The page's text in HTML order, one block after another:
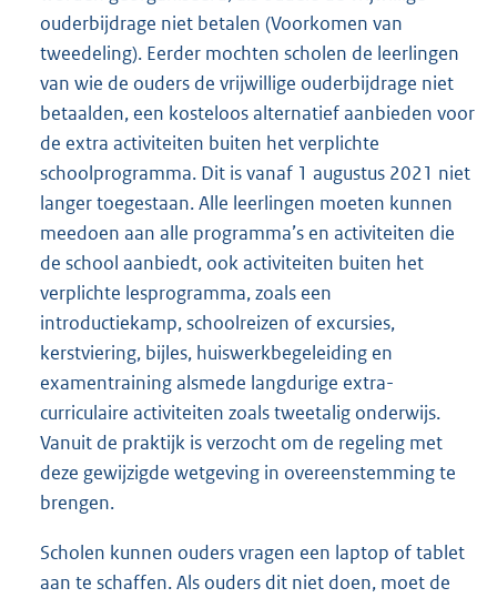
ouderbijdrage niet betalen (Voorkomen van
tweedeling). Eerder mochten scholen de leerlingen
van wie de ouders de vrijwillige ouderbijdrage niet
betaalden, een kosteloos alternatief aanbieden voor
de extra activiteiten buiten het verplichte
schoolprogramma. Dit is vanaf 1 augustus 2021 niet
langer toegestaan. Alle leerlingen moeten kunnen
meedoen aan alle programma’s en activiteiten die
de school aanbiedt, ook activiteiten buiten het
verplichte lesprogramma, zoals een
introductiekamp, schoolreizen of excursies,
kerstviering, bijles, huiswerkbegeleiding en
examentraining alsmede langdurige extra-
curriculaire activiteiten zoals tweetalig onderwijs.
Vanuit de praktijk is verzocht om de regeling met
deze gewijzigde wetgeving in overeenstemming te
brengen.
Scholen kunnen ouders vragen een laptop of tablet
aan te schaffen. Als ouders dit niet doen, moet de